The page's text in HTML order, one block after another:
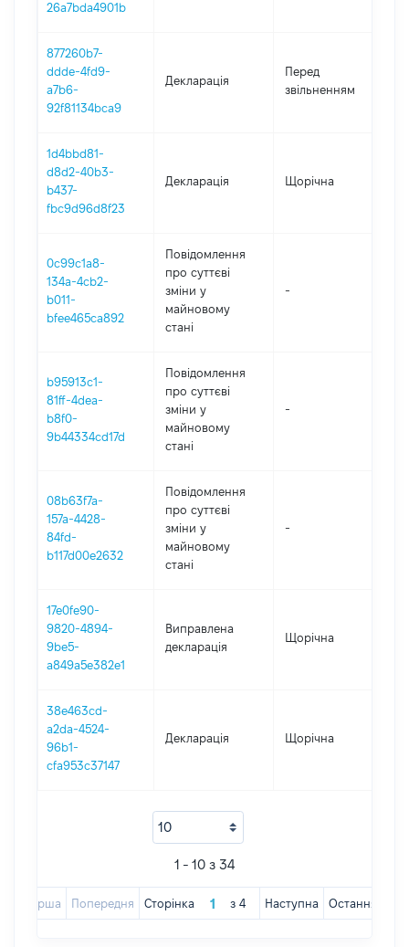
26a7bda4901b
877260b7-
ddde-4fd9-
a7b6-
92f81134bca9
Декларація
Перед
звільненням
1d4bbd81-
d8d2-40b3-
b437-
fbc9d96d8f23
Декларація Щорічна
0c99c1a8-
134a-4cb2-
b011-
bfee465ca892
Повідомлення
про суттєві
зміни y
майновому
стані
-
b95913c1-
81ff-4dea-
b8f0-
9b44334cd17d
Повідомлення
про суттєві
зміни y
майновому
стані
-
08b63f7a-
157a-4428-
84fd-
b117d00e2632
Повідомлення
про суттєві
зміни y
майновому
стані
-
17e0fe90-
9820-4894-
9be5-
a849a5e382e1
Виправлена
декларація
Щорічна
38e463cd-
a2da-4524-
96b1-
cfa953c37147
Декларація Щорічна
1 - 10 з 34
Перша Попередня Сторінка з 4 Наступна Остання